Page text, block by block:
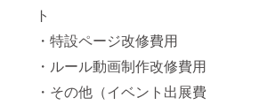
ト
・特設ページ改修費用
・ルール動画制作改修費用
・その他（イベント出展費